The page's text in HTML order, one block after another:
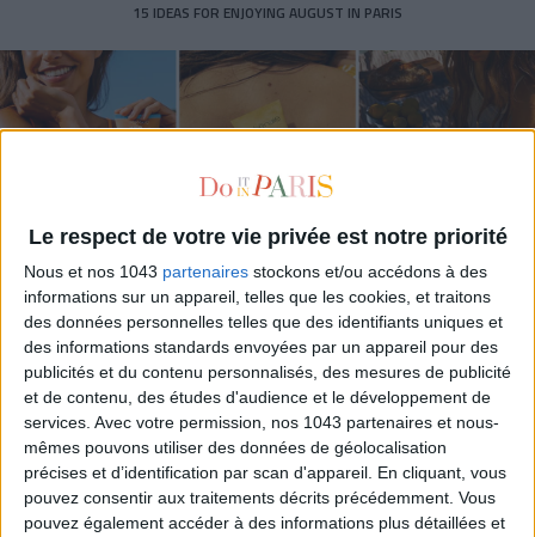
Le respect de votre vie privée est notre priorité
Nous et nos 1043 partenaires stockons et/ou accédons à des
informations sur un appareil, telles que les cookies, et traitons
des données personnelles telles que des identifiants uniques et
des informations standards envoyées par un appareil pour des
publicités et du contenu personnalisés, des mesures de publicité
et de contenu, des études d'audience et le développement de
services. Avec votre permission, nos 1043 partenaires et nous-
mêmes pouvons utiliser des données de géolocalisation
précises et d’identification par scan d'appareil. En cliquant, vous
pouvez consentir aux traitements décrits précédemment. Vous
pouvez également accéder à des informations plus détaillées et
15 IDEAS FOR ENJOYING AUGUST IN PARIS
SPF 50 SUNSCREENS YOU'LL ACTUALLY WANT TO SLATHER ON